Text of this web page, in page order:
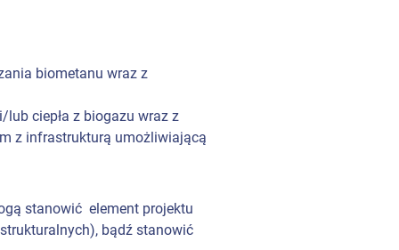
biometanu wraz z
ciepła z biogazu wraz z
z infrastrukturą umożliwiającą
stanowić element projektu
bądź stanowić